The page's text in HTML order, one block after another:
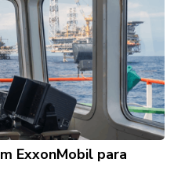
ExxonMobil para